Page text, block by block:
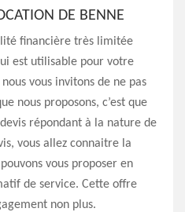
DE BENNE
financière très limitée
est utilisable pour votre
vous invitons de ne pas
nous proposons, c’est que
répondant à la nature de
vous allez connaitre la
vous proposer en
de service. Cette offre
non plus.